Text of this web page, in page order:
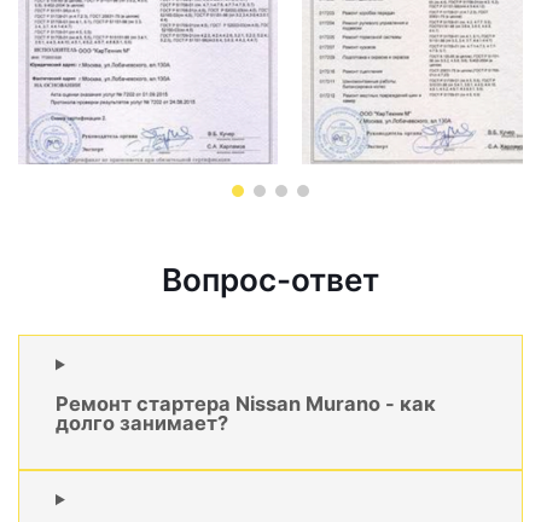
Вопрос-ответ
Ремонт стартера Nissan Murano - как
долго занимает?